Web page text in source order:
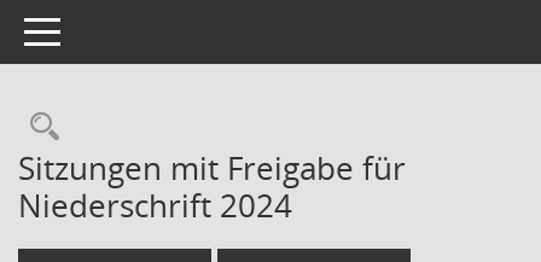
Toggle navigation
Rechercheauswahl
Sitzungen mit Freigabe für
Niederschrift 2024